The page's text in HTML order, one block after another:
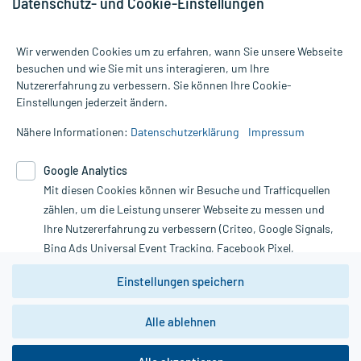
Alle Preise gelten inkl. MwSt., ggf. zzgl. Versandkosten
Informationen auf dieser Website werden ausschließlich für
die Untersuchung und Behandlung durch einen Arzt. Bitte
Therapien eingeleitet werden können. | Diese Webseite benutzt
Google Analytics. Lesen Sie bitte dazu die wichtigen Hinweise in
unserer Datenschutzerklärung. Für den Widerruf einer Bestellung
nutzen Sie das Formular:
Vertrag widerrufen
*Hinweise zu unseren Aktionen und Bewertungen
Wir verwenden Cookies um zu erfahren, wann Sie unsere Webseite
besuchen und wie Sie mit uns interagieren, um Ihre
Nutzererfahrung zu verbessern. Sie können Ihre Cookie-
Einstellungen jederzeit ändern.
Nähere Informationen: Datenschutzerklärung Impressum
Google Analytics
Mit diesen Cookies können wir Besuche und Trafficquellen
zählen, um die Leistung unserer Webseite zu messen und
Ihre Nutzererfahrung zu verbessern (Criteo, Google Signals,
Bing Ads Universal Event Tracking, Facebook Pixel,
Youtube-Social Plugin).
Wir weisen darauf hin, dass die
zwingend den Europäischen Anforderungen gem. EU-
DSGVO genügen und ein Datentransfer in Drittstaaten bzw.
Einstellungen speichern
Alle ablehnen